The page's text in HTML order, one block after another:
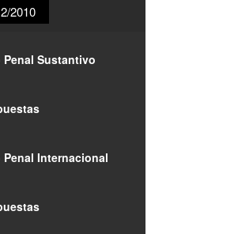
2010
Penal Sustantivo
Penal Internacional